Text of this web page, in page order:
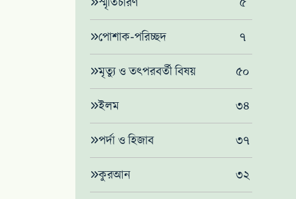
পোশাক-পরিচ্ছদ ৭
মৃত্যু ও তৎপরবর্তী বিষয় ৫০
ইলম ৩৪
পর্দা ও হিজাব ৩৭
কুরআন ৩২